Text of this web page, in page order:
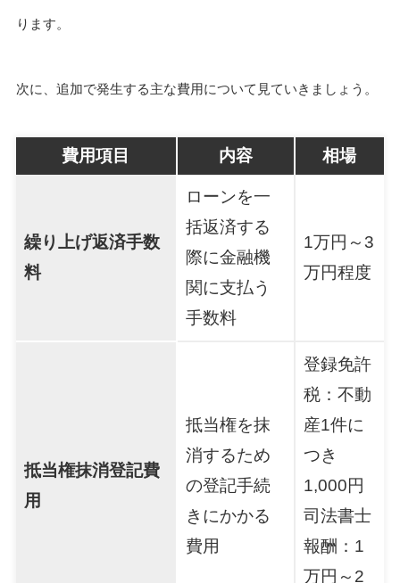
ります。
次に、追加で発生する主な費用について見ていきましょう。
費用項目 内容 相場
繰り上げ返済手数
料
ローンを一
括返済する
際に金融機
関に支払う
手数料
1万円～3
万円程度
抵当権抹消登記費
用
抵当権を抹
消するため
の登記手続
きにかかる
費用
登録免許
税：不動
産1件に
つき
1,000円
司法書士
報酬：1
万円～2